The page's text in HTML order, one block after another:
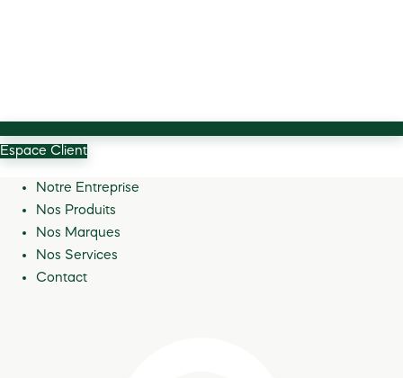
Espace Client
Notre Entreprise
Nos Produits
Nos Marques
Nos Services
Contact